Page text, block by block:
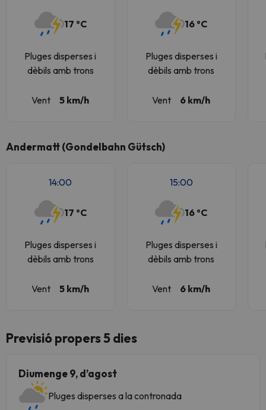
17 ºC
Pluges disperses i
dèbils amb trons
Vent 5 km/h
16 ºC
Pluges disperses i
dèbils amb trons
Vent 6 km/h
Andermatt (Gondelbahn Gütsch)
14:00
17 ºC
Pluges disperses i
dèbils amb trons
Vent 5 km/h
15:00
16 ºC
Pluges disperses i
dèbils amb trons
Vent 6 km/h
Previsió propers 5 dies
Diumenge 9, d’agost
Pluges disperses a la contronada